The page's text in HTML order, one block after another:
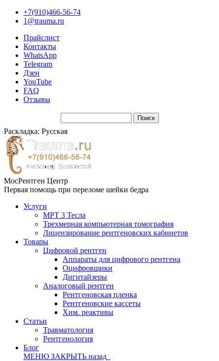
+7(910)466-56-74
1@trauma.ru
Прайслист
Контакты
WhatsApp
Telegram
Дзен
YouTube
FAQ
Отзывы
Раскладка: Русская
МосРентген Центр
Первая помощь при переломе шейки бедра
Услуги
МРТ 3 Тесла
Трехмерная компьютерная томография
Лицензирование рентгеновских кабинетов
Товары
Цифровой рентген
Аппараты для цифрового рентгена
Оцифровщики
Дигитайзеры
Аналоговый рентген
Рентгеновская пленка
Рентгеновские кассеты
Хим. реактивы
Статьи
Травматология
Рентгенология
Блог
МЕНЮ ЗАКРЫТЬ назад